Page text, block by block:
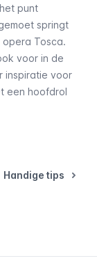
punt
springt
opera Tosca.
voor in de
inspiratie voor
een hoofdrol
Handige tips